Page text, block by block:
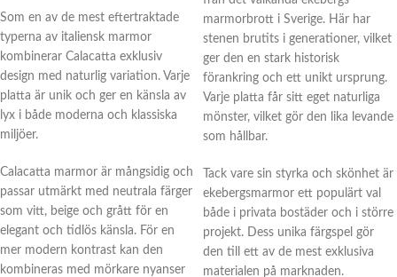
Som en av de mest eftertraktade
typerna av italiensk marmor
kombinerar Calacatta exklusiv
design med naturlig variation. Varje
platta är unik och ger en känsla av
lyx i både moderna och klassiska
miljöer.
Calacatta marmor är mångsidig och
passar utmärkt med neutrala färger
som vitt, beige och grått för en
elegant och tidlös känsla. För en
mer modern kontrast kan den
kombineras med mörkare nyanser
marmorbrott i Sverige. Här har
stenen brutits i generationer, vilket
ger den en stark historisk
förankring och ett unikt ursprung.
Varje platta får sitt eget naturliga
mönster, vilket gör den lika levande
som hållbar.
Tack vare sin styrka och skönhet är
ekebergsmarmor ett populärt val
både i privata bostäder och i större
projekt. Dess unika färgspel gör
den till ett av de mest exklusiva
materialen på marknaden.